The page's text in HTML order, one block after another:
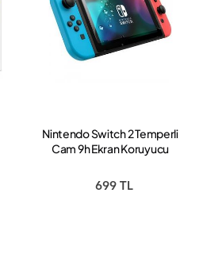
Nintendo Switch 2 Temperli
Cam 9h Ekran Koruyucu
699 TL